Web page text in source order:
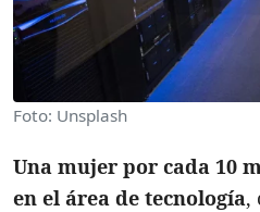
Foto: Unsplash
Una mujer por cada 10
en el área de tecnología,